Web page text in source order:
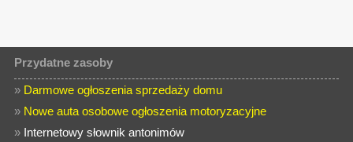
Przydatne zasoby
» Darmowe ogłoszenia sprzedaży domu
» Nowe auta osobowe ogłoszenia motoryzacyjne
» Internetowy słownik antonimów